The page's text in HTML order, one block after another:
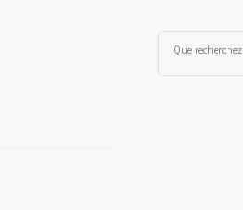
recherchiez
quelque